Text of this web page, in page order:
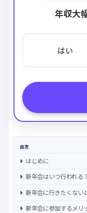
年収大
はい
目次
はじめに
新年会はいつ行われる
新年会に行きたくない
新年会に参加するメリ